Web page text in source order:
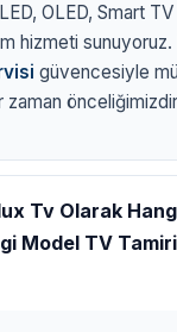
OLED, Smart
hizmeti sunuyoruz.
güvencesiyle
Tv Olarak
Model TV Tamiri